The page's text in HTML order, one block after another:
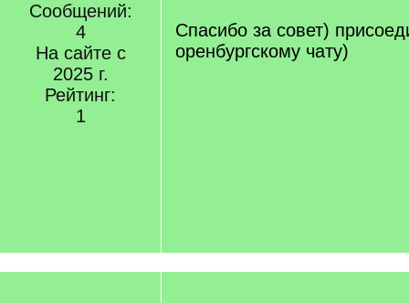
Сообщений:
4
На сайте с
2025 г.
Рейтинг:
1
Спасибо за совет)
оренбургскому чату)